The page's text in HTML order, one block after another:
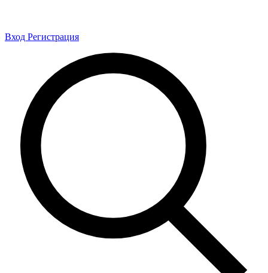
Вход Регистрация